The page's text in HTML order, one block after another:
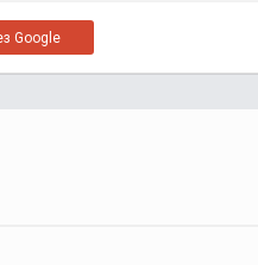
Google